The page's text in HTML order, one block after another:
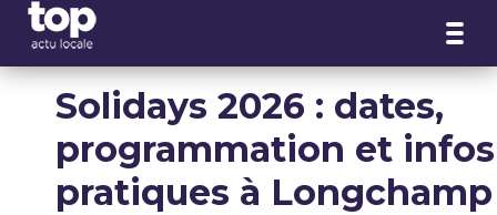
Solidays 2026 : dates,
programmation et infos
pratiques à Longchamp
Panneau de gestion des cookies